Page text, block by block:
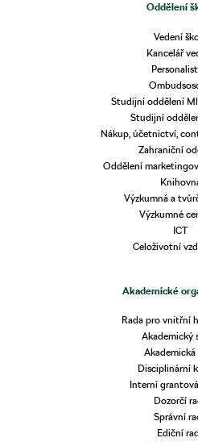
Oddělení
Vedení
Kancelář
Studijní oddělení
Studijní
Nákup, účetnictví,
Zahraniční
Oddělení
Výzkumná a
Výzkumné
ICT
Celoživotní
Akademické
Rada pro vnitřní
Akademický
Akademická
Disciplinární
Interní
Dozorčí
Správní
Ediční